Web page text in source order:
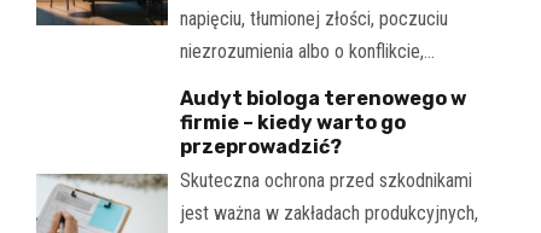
napięciu, tłumionej złości, poczuciu
niezrozumienia albo o konflikcie,…
Audyt biologa terenowego w
firmie – kiedy warto go
przeprowadzić?
Skuteczna ochrona przed szkodnikami
jest ważna w zakładach produkcyjnych,